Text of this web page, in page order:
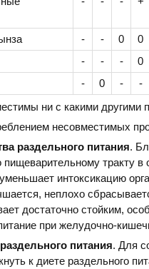
- - 0 0
- - - 0
- 0 - -
ни с какими другими
несовместимых
раздельного питания.
пищеварительному тракту
интоксикацию
неплохо
достаточно стойким,
при желудочно-
питания. Для
к диете раздельного